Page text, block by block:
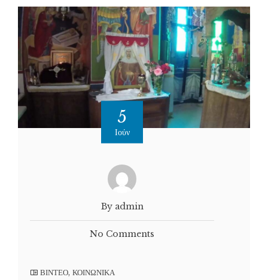
5
Ιούν
By admin
No Comments
ΒΙΝΤΕΟ, ΚΟΙΝΩΝΙΚΑ